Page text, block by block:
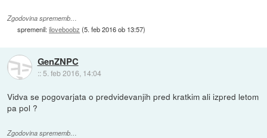
Zgodovina sprememb…
spremenil:iloveboobz (5. feb 2016 ob 13:57)
GenZNPC
:: 5. feb 2016, 14:04
Vidva se pogovarjata o predvidevanjih pred kratkim ali izpred letom
pa pol ?
Zgodovina sprememb…